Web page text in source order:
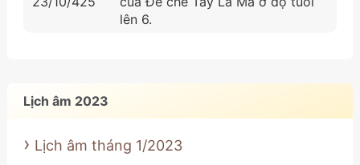
lên 6.
Lịch âm 2023
Lịch âm tháng 1/2023